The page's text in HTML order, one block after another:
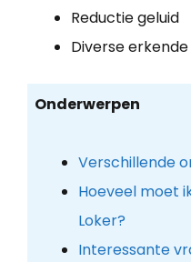
Reductie geluid
Diverse
Onderwerpen
Verschillende
Hoeveel moet
Loker?
Interessante